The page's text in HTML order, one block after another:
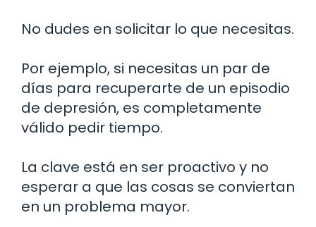
No dudes en solicitar lo que necesitas.
Por ejemplo, si necesitas un par de
días para recuperarte de un episodio
de depresión, es completamente
válido pedir tiempo.
La clave está en ser proactivo y no
esperar a que las cosas se conviertan
en un problema mayor.